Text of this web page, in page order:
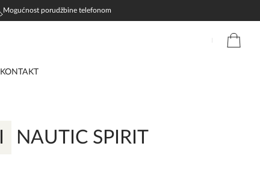
Mogućnost porudžbine telefonom
KONTAKT
NAUTIC SPIRIT